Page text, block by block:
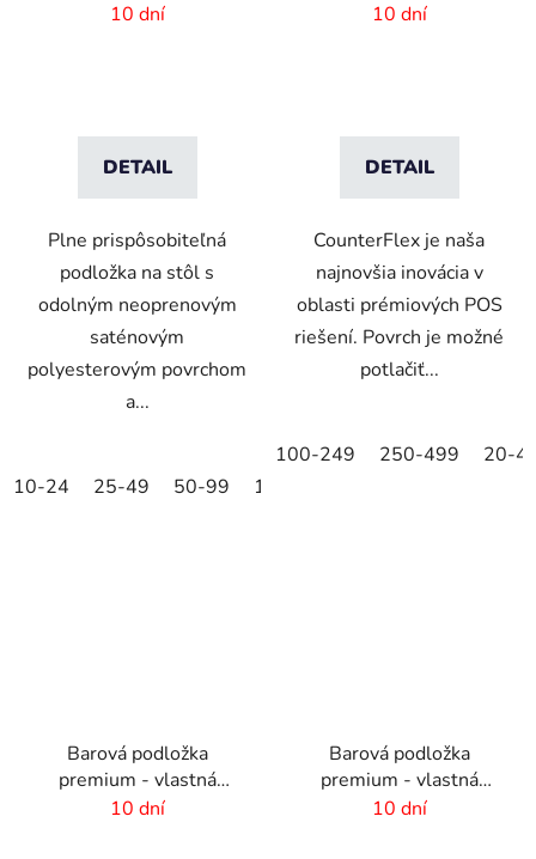
vlastnou potlačou –
10 dní
DETAIL
Plne prispôsobiteľná
podložka na stôl s
odolným neoprenovým
saténovým
polyesterovým povrchom
a...
10-24 25-49 50-99 100-249
200x550 mm
10 dní
DETAIL
CounterFlex je naša
najnovšia inovácia v
oblasti prémiových POS
riešení. Povrch je možné
potlačiť...
100-249 250-499 20-
Barová podložka
premium - vlastná
potlač - 600 x 190 mm
10 dní
Barová podložka
premium - vlastná
potlač -434x234 mm
10 dní